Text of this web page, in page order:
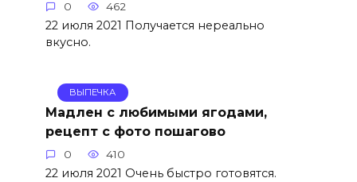
0 462
22 июля 2021 Получается нереально
вкусно.
ВЫПЕЧКА
Мадлен с любимыми ягодами,
рецепт с фото пошагово
0 410
22 июля 2021 Очень быстро готовятся.